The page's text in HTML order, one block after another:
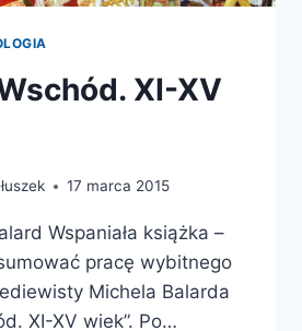
XI-XV
17 marca 2015
Wspaniała książka –
pracę wybitnego
Michela Balarda
XI-XV wiek”. Po…